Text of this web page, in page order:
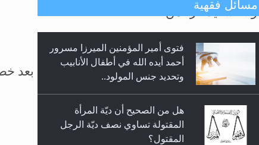
رأيٌ في لغة المسيح الموعود عليه
السلام.. 4...
مسائل فقهية
فتوى أمير المؤمنين الميرزا مسرور
أحمد أيده الله في أطفال الأنابيب
وتحديد جنس المولود..
هل من الصحيح أن ديّة المرأة
المقتولة تساوي نصف ديّة الرجل
المقتول؟